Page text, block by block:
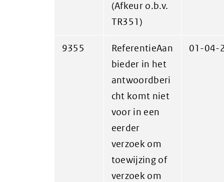
(Afkeur o.b.v.
TR351)
9355
ReferentieAan
bieder in het
antwoordberi
cht komt niet
voor in een
eerder
verzoek om
toewijzing of
verzoek om
01-04-